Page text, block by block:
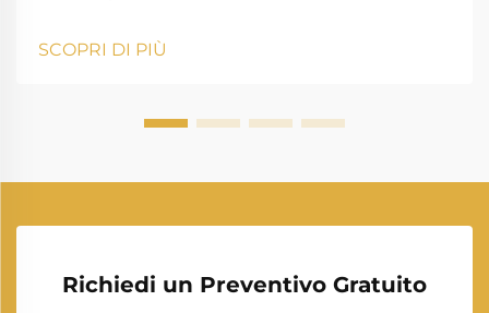
alimentazione più affidabili nelle industrie moderne,
negli ambienti residenziali e nelle applicazioni off-
SCOPRI DI PIÙ
Richiedi un Preventivo Gratuito